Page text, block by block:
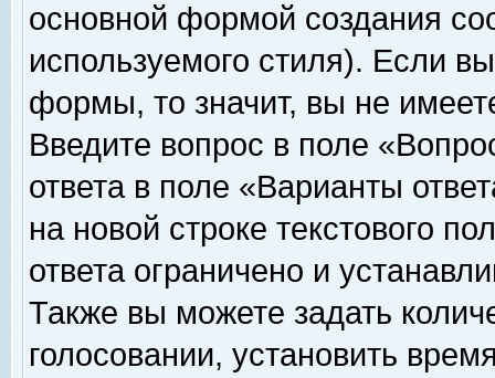
основной формой создания
используемого стиля). Если
формы, то значит, вы не
Введите вопрос в поле
ответа в поле «Варианты
на новой строке текстового
ответа ограничено и
Также вы можете задать
голосовании, установить